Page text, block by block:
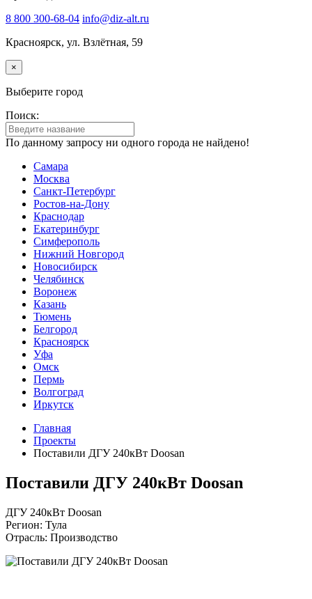
8 800 300-68-04 info@diz-alt.ru
Красноярск, ул. Взлётная, 59
×
Выберите город
Поиск:
По данному запросу ни одного города не найдено!
Самара
Москва
Санкт-Петербург
Ростов-на-Дону
Краснодар
Екатеринбург
Симферополь
Нижний Новгород
Новосибирск
Челябинск
Воронеж
Казань
Тюмень
Белгород
Красноярск
Уфа
Омск
Пермь
Волгоград
Иркутск
Главная
Проекты
Поставили ДГУ 240кВт Doosan
Поставили ДГУ 240кВт Doosan
ДГУ 240кВт Doosan
Регион: Тула
Отрасль: Производство